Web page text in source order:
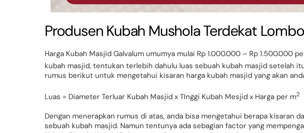
Produsen Kubah Mushola Terdekat
Harga Kubah Masjid Galvalum umumya mulai Rp 1.000.000 – Rp 1.500.000
kubah masjid, tentukan terlebih dahulu luas sebuah kubah masjid setelah
rumus berikut untuk mengetahui kisaran harga kubah masjid yang akan
Luas = Diameter Terluar Kubah Masjid x TInggi Kubah Mesjid x Harga per m2
Dengan menerapkan rumus di atas, anda bisa mengetahui berapa kisaran
sebuah kubah masjid. Namun tentunya ada sebagian factor yang